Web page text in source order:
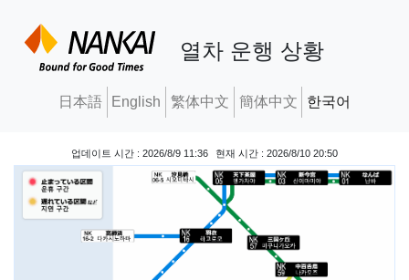
열차 운행 상황
日本語 English 繁体中文 簡体中文 한국어
업데이트 시간 : 2026/8/9 11:36 현재 시간 : 2026/8/10 20:50